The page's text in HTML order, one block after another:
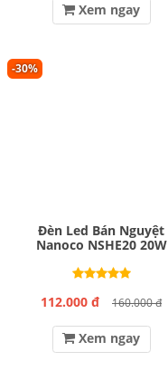
Xem ngay
-30%
Đèn Led Bán Nguyệt
Nanoco NSHE20 20W
112.000 đ 160.000 đ
Xem ngay